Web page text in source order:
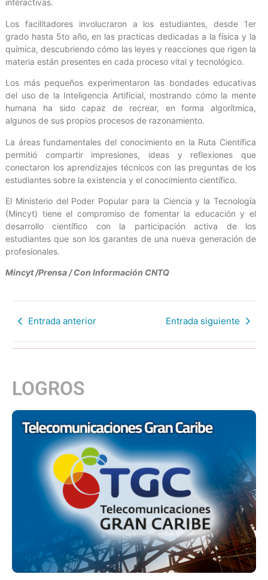
interactivas.
Los facilitadores involucraron a los estudiantes, desde 1er
grado hasta 5to año, en las practicas dedicadas a la física y la
química, descubriendo cómo las leyes y reacciones que rigen la
materia están presentes en cada proceso vital y tecnológico.
Los más pequeños experimentaron las bondades educativas
del uso de la Inteligencia Artificial, mostrando cómo la mente
humana ha sido capaz de recrear, en forma algorítmica,
algunos de sus propios procesos de razonamiento.
La áreas fundamentales del conocimiento en la Ruta Científica
permitió compartir impresiones, ideas y reflexiones que
conectaron los aprendizajes técnicos con las preguntas de los
estudiantes sobre la existencia y el conocimiento científico.
El Ministerio del Poder Popular para la Ciencia y la Tecnología
(Mincyt) tiene el compromiso de fomentar la educación y el
desarrollo científico con la participación activa de los
estudiantes que son los garantes de una nueva generación de
profesionales.
Mincyt /Prensa / Con Información CNTQ
Entrada anterior Entrada siguiente
LOGROS